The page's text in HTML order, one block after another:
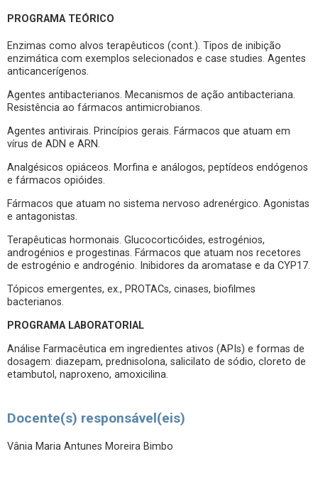
PROGRAMA TEÓRICO
Enzimas como alvos terapêuticos (cont.). Tipos de inibição
enzimática com exemplos selecionados e case studies. Agentes
anticancerígenos.
Agentes antibacterianos. Mecanismos de ação antibacteriana.
Resistência ao fármacos antimicrobianos.
Agentes antivirais. Princípios gerais. Fármacos que atuam em
vírus de ADN e ARN.
Analgésicos opiáceos. Morfina e análogos, peptídeos endógenos
e fármacos opióides.
Fármacos que atuam no sistema nervoso adrenérgico. Agonistas
e antagonistas.
Terapêuticas hormonais. Glucocorticóides, estrogénios,
androgénios e progestinas. Fármacos que atuam nos recetores
de estrogénio e androgénio. Inibidores da aromatase e da CYP17.
Tópicos emergentes, ex., PROTACs, cinases, biofilmes
bacterianos.
PROGRAMA LABORATORIAL
Análise Farmacêutica em ingredientes ativos (APIs) e formas de
dosagem: diazepam, prednisolona, salicilato de sódio, cloreto de
etambutol, naproxeno, amoxicilina.
Docente(s) responsável(eis)
Vânia Maria Antunes Moreira Bimbo